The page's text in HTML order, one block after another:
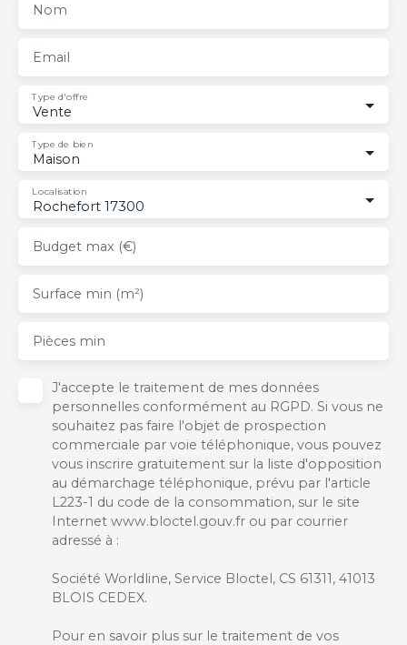
Nom
Email
Vente
Type d'offre
Maison
Type de bien
Rochefort 17300
Localisation
Budget max (€)
Surface min (m²)
Pièces min
J'accepte le traitement de mes données
personnelles conformément au RGPD. Si vous ne
souhaitez pas faire l'objet de prospection
commerciale par voie téléphonique, vous pouvez
vous inscrire gratuitement sur la liste d'opposition
au démarchage téléphonique, prévu par l'article
L223-1 du code de la consommation, sur le site
Internet www.bloctel.gouv.fr ou par courrier
adressé à :
Société Worldline, Service Bloctel, CS 61311, 41013
BLOIS CEDEX.
Pour en savoir plus sur le traitement de vos